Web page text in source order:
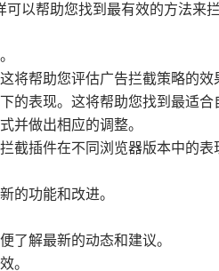
以帮助您找到最有效的方法来拦
将帮助您评估广告拦截策略的效
的表现。这将帮助您找到最适合
并做出相应的调整。
截插件在不同浏览器版本中的
的功能和改进。
了解最新的动态和建议。
。